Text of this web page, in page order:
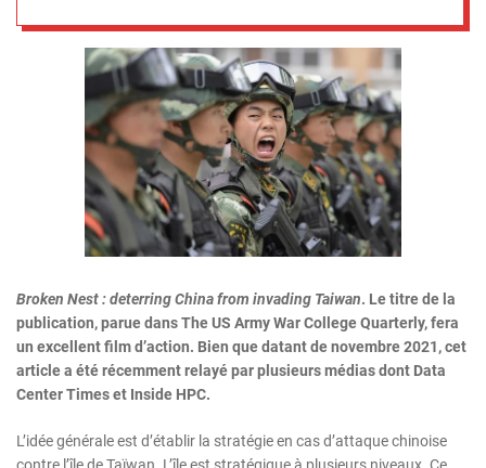
Broken Nest : deterring China from invading Taiwan. Le titre de la
publication, parue dans The US Army War College Quarterly, fera
un excellent film d’action. Bien que datant de novembre 2021, cet
article a été récemment relayé par plusieurs médias dont Data
Center Times et Inside HPC.
L’idée générale est d’établir la stratégie en cas d’attaque chinoise